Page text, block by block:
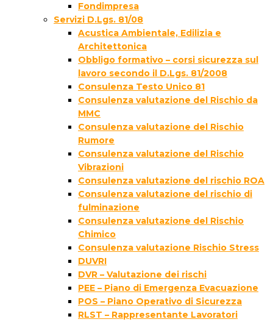
Fondimpresa
Servizi D.Lgs. 81/08
Acustica Ambientale, Edilizia e
Architettonica
Obbligo formativo – corsi sicurezza sul
lavoro secondo il D.Lgs. 81/2008
Consulenza Testo Unico 81
Consulenza valutazione del Rischio da
MMC
Consulenza valutazione del Rischio
Rumore
Consulenza valutazione del Rischio
Vibrazioni
Consulenza valutazione del rischio ROA
Consulenza valutazione del rischio di
fulminazione
Consulenza valutazione del Rischio
Chimico
Consulenza valutazione Rischio Stress
DUVRI
DVR – Valutazione dei rischi
PEE – Piano di Emergenza Evacuazione
POS – Piano Operativo di Sicurezza
RLST – Rappresentante Lavoratori